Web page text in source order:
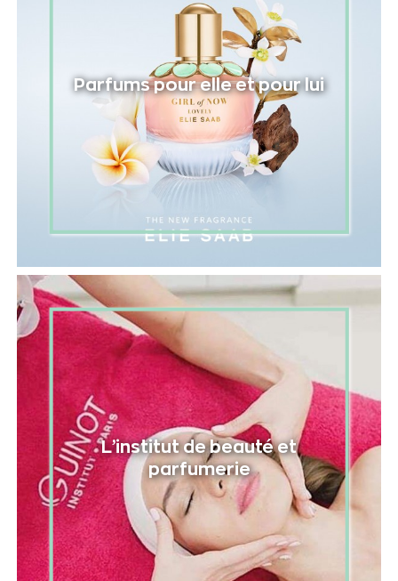
Parfums pour elle et pour lui
L’institut de beauté et
parfumerie